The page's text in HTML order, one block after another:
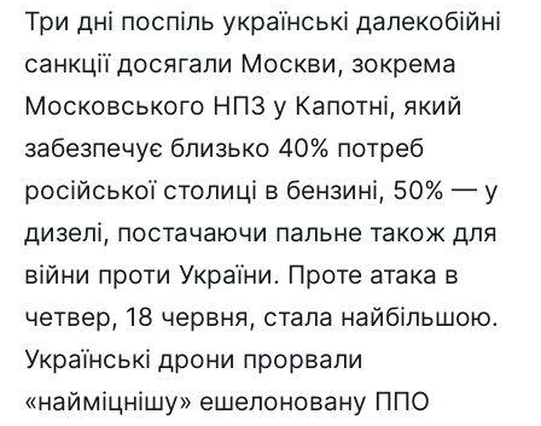
Три дні поспіль українські далекобійні
санкції досягали Москви, зокрема
Московського НПЗ у Капотні, який
забезпечує близько 40% потреб
російської столиці в бензині, 50% — у
дизелі, постачаючи пальне також для
війни проти України. Проте атака в
четвер, 18 червня, стала найбільшою.
Українські дрони прорвали
«найміцнішу» ешелоновану ППО